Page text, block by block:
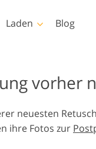
Immobilien-
Laden
Video-Overlays
Blog
vorher
neuesten
ihre Fotos zur